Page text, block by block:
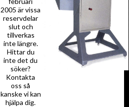
2005 är vissa
reservdelar
slut och
tillverkas
inte längre.
Hittar du
inte det du
söker?
Kontakta
oss så
kanske vi kan
hjälpa dig.